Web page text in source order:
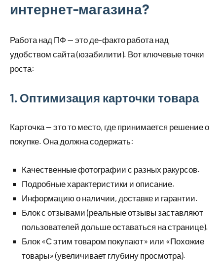
интернет-магазина?
Работа над ПФ — это де-факто работа над
удобством сайта (юзабилити). Вот ключевые точки
роста:
1. Оптимизация карточки товара
Карточка — это то место, где принимается решение о
покупке. Она должна содержать:
Качественные фотографии с разных ракурсов.
Подробные характеристики и описание.
Информацию о наличии, доставке и гарантии.
Блок с отзывами (реальные отзывы заставляют
пользователей дольше оставаться на странице).
Блок «С этим товаром покупают» или «Похожие
товары» (увеличивает глубину просмотра).